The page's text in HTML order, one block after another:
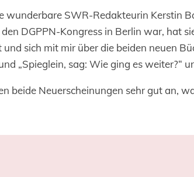
wunderbare SWR-Redakteurin Kerstin
DGPPN-Kongress in Berlin war, hat
sich mit mir über die beiden neuen
„Spieglein, sag: Wie ging es weiter?“
beide Neuerscheinungen sehr gut an,